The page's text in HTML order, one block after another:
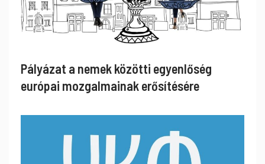
Pályázat a nemek közötti egyenlőség
európai mozgalmainak erősítésére